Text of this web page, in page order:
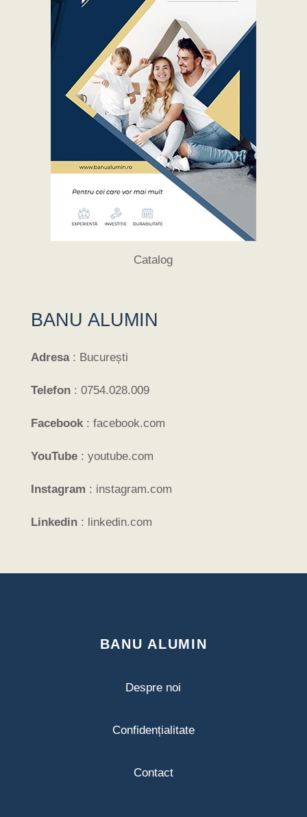
Catalog
BANU ALUMIN
Adresa: București
Telefon: 0754.028.009
Facebook: facebook.com
YouTube: youtube.com
Instagram : instagram.com
Linkedin: linkedin.com
BANU ALUMIN
Despre noi
Confidențialitate
Contact